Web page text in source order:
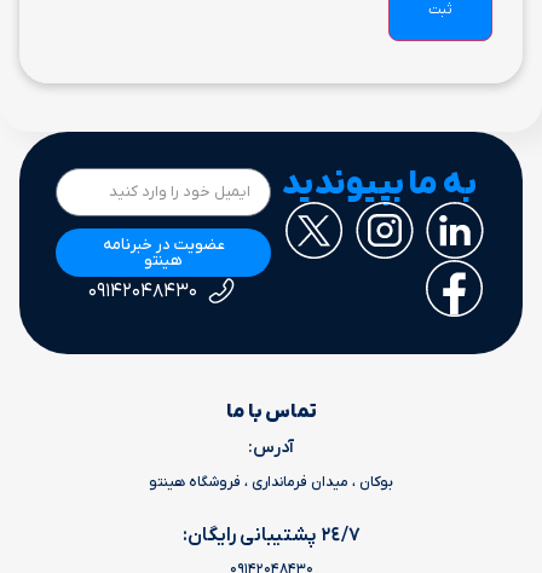
به ما بپیوندید
عضویت در خبرنامه
هینتو
۰۹۱۴۲۰۴۸۴۳۰
تماس با ما
آدرس:
بوکان ، میدان فرمانداری ، فروشگاه هینتو
٢٤/٧ پشتیبانی رایگان: